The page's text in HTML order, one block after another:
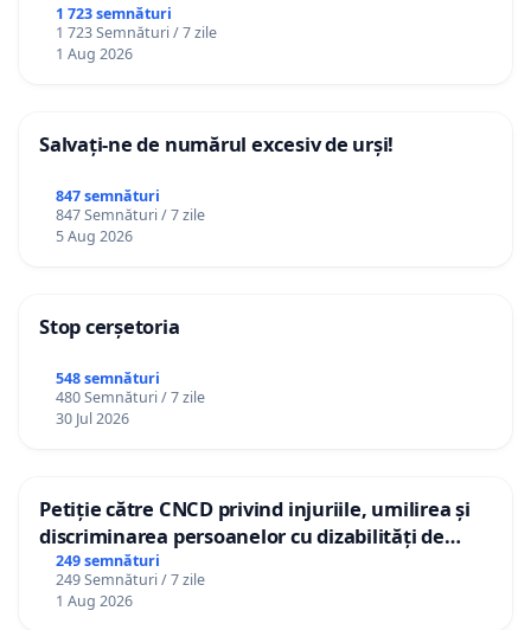
ROMÂNIA
1 723 semnături
1 723 Semnături / 7 zile
1 Aug 2026
Salvați-ne de numărul excesiv de urși!
847 semnături
847 Semnături / 7 zile
5 Aug 2026
Stop cerșetoria
548 semnături
480 Semnături / 7 zile
30 Jul 2026
Petiție către CNCD privind injuriile, umilirea și
discriminarea persoanelor cu dizabilități de
către utilizatorul TikTok „Gorici”
249 semnături
249 Semnături / 7 zile
1 Aug 2026